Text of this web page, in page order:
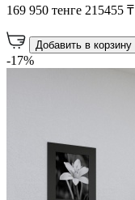
169 950 тенге 215455 ₸
Добавить в корзину
-17%